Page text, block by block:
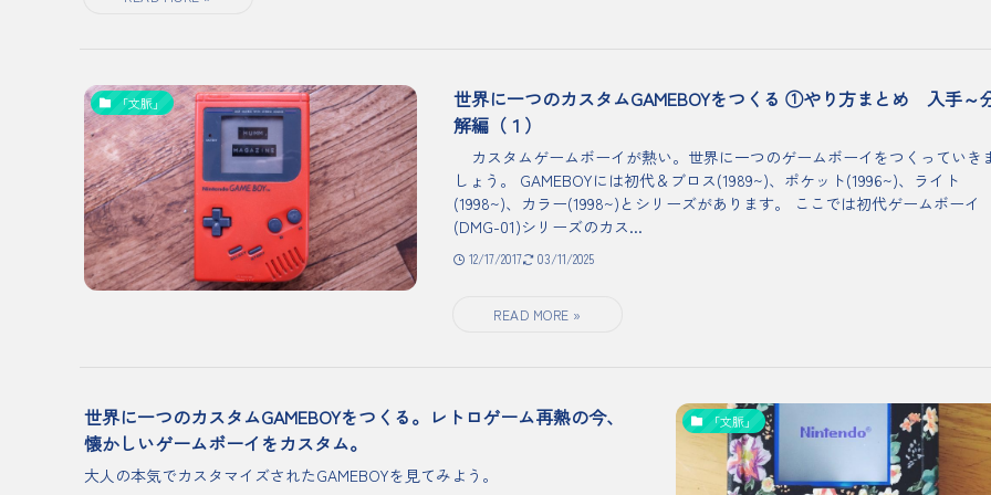
「文脈」
世界に一つのカスタムGAMEBOYをつくる ①やり方まとめ 入手～
解編（１）
カスタムゲームボーイが熱い。世界に一つのゲームボーイをつくっていき
しょう。 GAMEBOYには初代＆ブロス(1989~)、ポケット(1996~)、ライト
(1998~)、カラー(1998~)とシリーズがあります。 ここでは初代ゲームボーイ
(DMG-01)シリーズのカス...
12/17/2017 03/11/2025
「文脈」
世界に一つのカスタムGAMEBOYをつくる。レトロゲーム再熱の今、
懐かしいゲームボーイをカスタム。
大人の本気でカスタマイズされたGAMEBOYを見てみよう。